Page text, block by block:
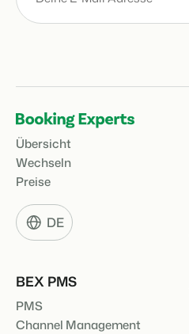
Übersicht
Wechseln
Preise
DE
BEX PMS
PMS
Channel Management